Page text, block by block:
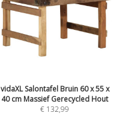
vidaXL Salontafel Bruin 60 x 55 x
40 cm Massief Gerecycled Hout
€ 132,99